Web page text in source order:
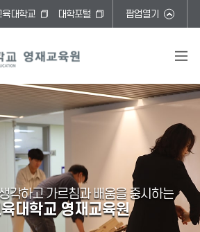
육대학교 대학포털 팝업열기
각하고 가르침과 배움을 중시하는
대학교 영재교육원